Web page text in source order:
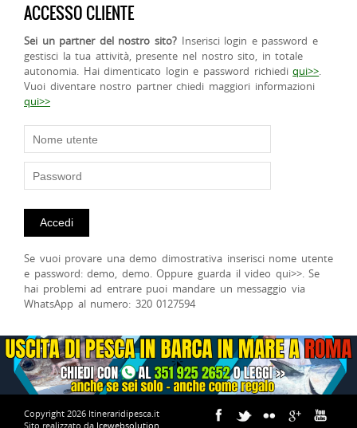
ACCESSO CLIENTE
Sei un partner del nostro sito? Inserisci login e password e
gestisci la tua attività, presente nel nostro sito, in totale
autonomia. Hai dimenticato login e password richiediqui>>.
Vuoi diventare nostro partner chiedi maggiori informazioni
qui>>
Se vuoi provare una demo dimostrativa inserisci nome utente
e password: demo, demo. Oppure guarda il video qui>>. Se
hai problemi ad entrare puoi mandare un messaggio via
WhatsApp al numero: 320 0127594
Copyright 2026 Itineraridipesca.it
Sito realizzato da Icewebsolution